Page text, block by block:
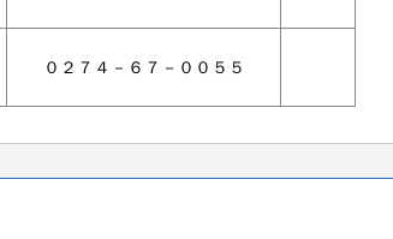
０２７４－６７－００５５